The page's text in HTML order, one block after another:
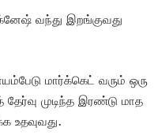
வந்து இறங்குவது
மார்க்கெட் வரும் ஒரு
முடிந்த இரண்டு மாத
உதவுவது.